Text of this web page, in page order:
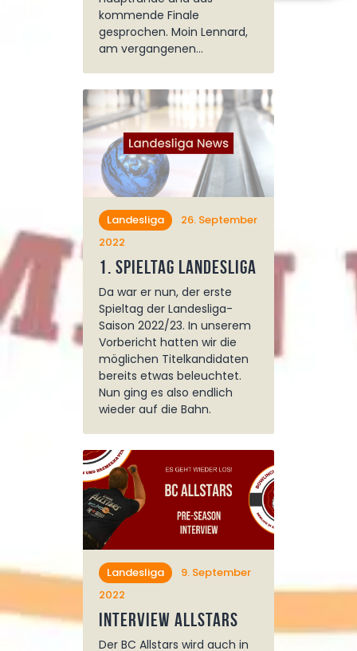
kommende Finale
gesprochen. Moin Lennard,
am vergangenen…
Landesliga
26. September
2022
1. Spieltag Landesliga
Da war er nun, der erste
Spieltag der Landesliga-
Saison 2022/23. In unserem
Vorbericht hatten wir die
möglichen Titelkandidaten
bereits etwas beleuchtet.
Nun ging es also endlich
wieder auf die Bahn.
Landesliga
9. September
2022
Interview Allstars
Der BC Allstars wird auch in